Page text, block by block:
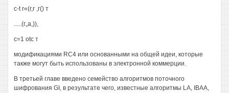
c-t r«(r,r ,г() т
.....(г„а,)),
с=1 otc т
модификациями RC4 или основанными на общей идеи, которые
также могут быть использованы в электронной коммерции.
В третьей главе введено семейство алгоритмов поточного
шифрования GI, в результате чего, известные алгоритмы LA, IBAA,